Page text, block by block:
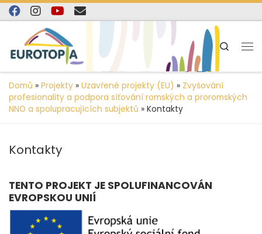
content
Skip to content
Search
Domů » Projekty » Uzavřené projekty (EU) » Zvyšování
profesionality a podpora síťování romských a proromských
NNO a spolupracujících subjektů » Kontakty
Kontakty
TENTO PROJEKT JE SPOLUFINANCOVÁN
EVROPSKOU UNIÍ